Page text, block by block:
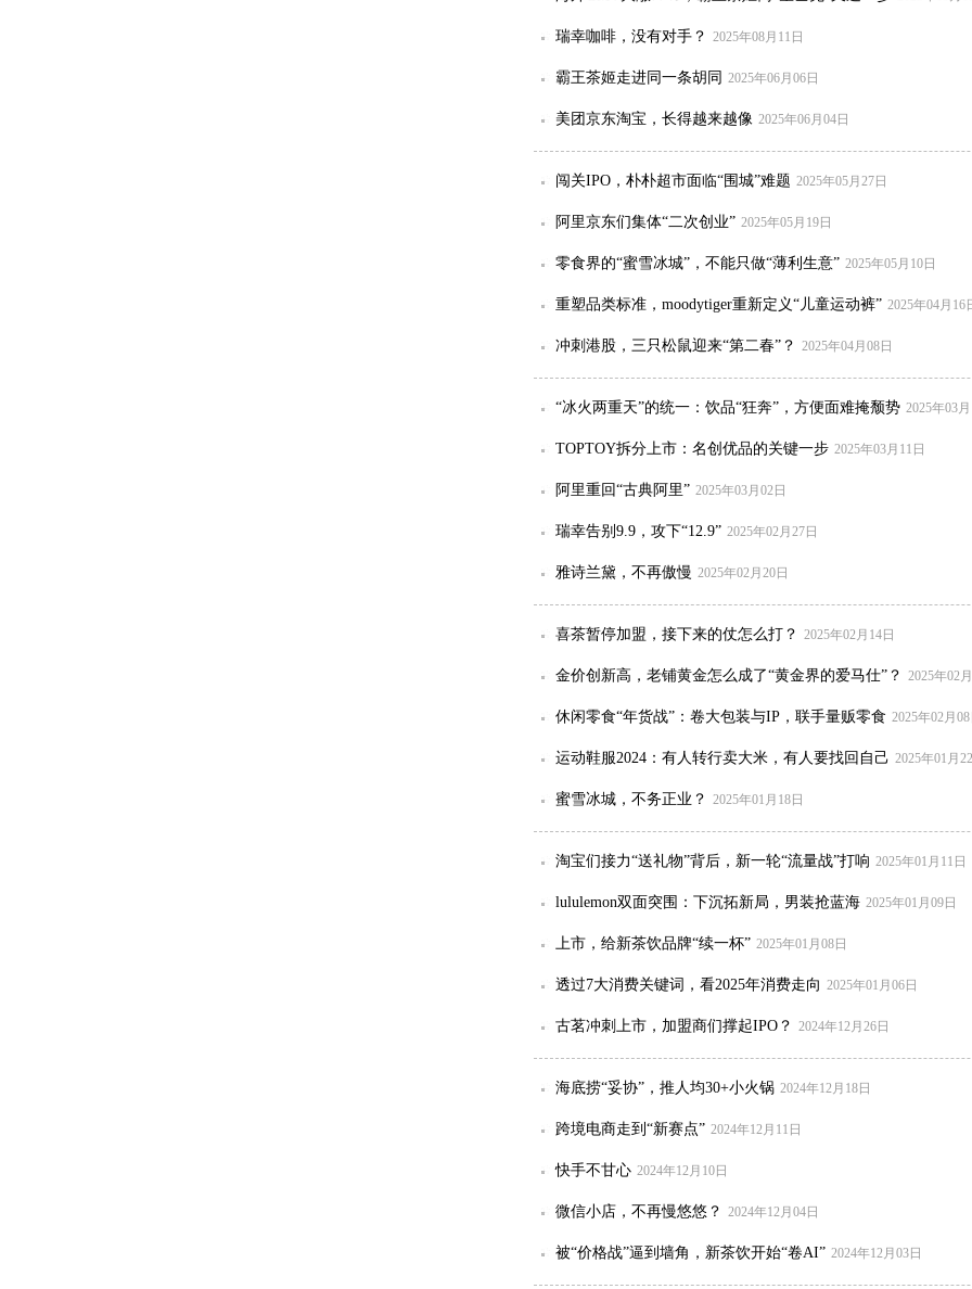
瑞幸咖啡，没有对手？ 2025年08月11日
霸王茶姬走进同一条胡同 2025年06月06日
美团京东淘宝，长得越来越像 2025年06月04日
闯关IPO，朴朴超市面临“围城”难题 2025年05月27日
阿里京东们集体“二次创业” 2025年05月19日
零食界的“蜜雪冰城”，不能只做“薄利生意” 2025年05月10日
重塑品类标准，moodytiger重新定义“儿童运动裤” 2025年04月16
冲刺港股，三只松鼠迎来“第二春”？ 2025年04月08日
“冰火两重天”的统一：饮品“狂奔”，方便面难掩颓势 2025年03
TOPTOY拆分上市：名创优品的关键一步 2025年03月11日
阿里重回“古典阿里” 2025年03月02日
瑞幸告别9.9，攻下“12.9” 2025年02月27日
雅诗兰黛，不再傲慢 2025年02月20日
喜茶暂停加盟，接下来的仗怎么打？ 2025年02月14日
金价创新高，老铺黄金怎么成了“黄金界的爱马仕”？ 2025年02
休闲零食“年货战”：卷大包装与IP，联手量贩零食 2025年02月
运动鞋服2024：有人转行卖大米，有人要找回自己 2025年01月
蜜雪冰城，不务正业？ 2025年01月18日
淘宝们接力“送礼物”背后，新一轮“流量战”打响 2025年01月11日
lululemon双面突围：下沉拓新局，男装抢蓝海 2025年01月09日
上市，给新茶饮品牌“续一杯” 2025年01月08日
透过7大消费关键词，看2025年消费走向 2025年01月06日
古茗冲刺上市，加盟商们撑起IPO？ 2024年12月26日
海底捞“妥协”，推人均30+小火锅 2024年12月18日
跨境电商走到“新赛点” 2024年12月11日
快手不甘心 2024年12月10日
微信小店，不再慢悠悠？ 2024年12月04日
被“价格战”逼到墙角，新茶饮开始“卷AI” 2024年12月03日